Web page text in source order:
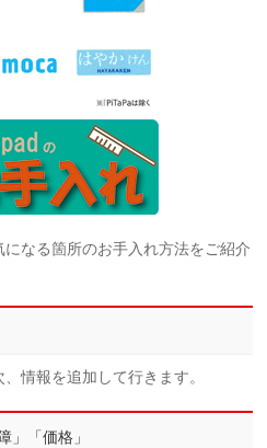
なる箇所のお手入れ方法をご紹介
情報を追加して行きます。
」「価格」